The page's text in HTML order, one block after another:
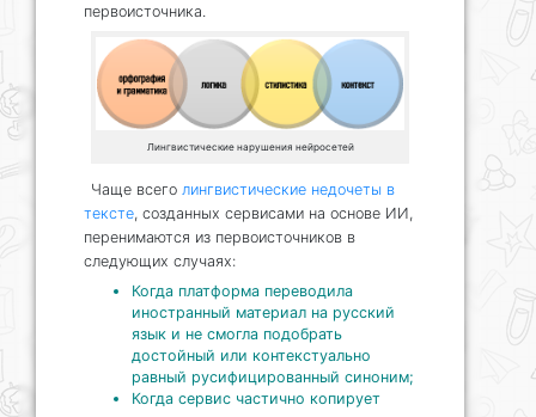
первоисточника.
Лингвистические нарушения нейросетей
Чаще всего лингвистические недочеты в
тексте, созданных сервисами на основе ИИ,
перенимаются из первоисточников в
следующих случаях:
Когда платформа переводила
иностранный материал на русский
язык и не смогла подобрать
достойный или контекстуально
равный русифицированный синоним;
Когда сервис частично копирует